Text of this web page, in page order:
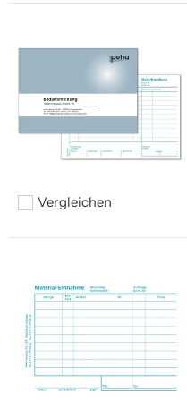
Hinzufügen zum vergleichen
Vergleichen